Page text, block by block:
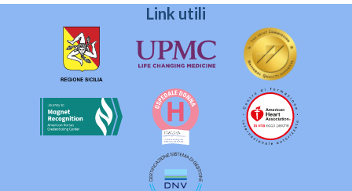
Link utili